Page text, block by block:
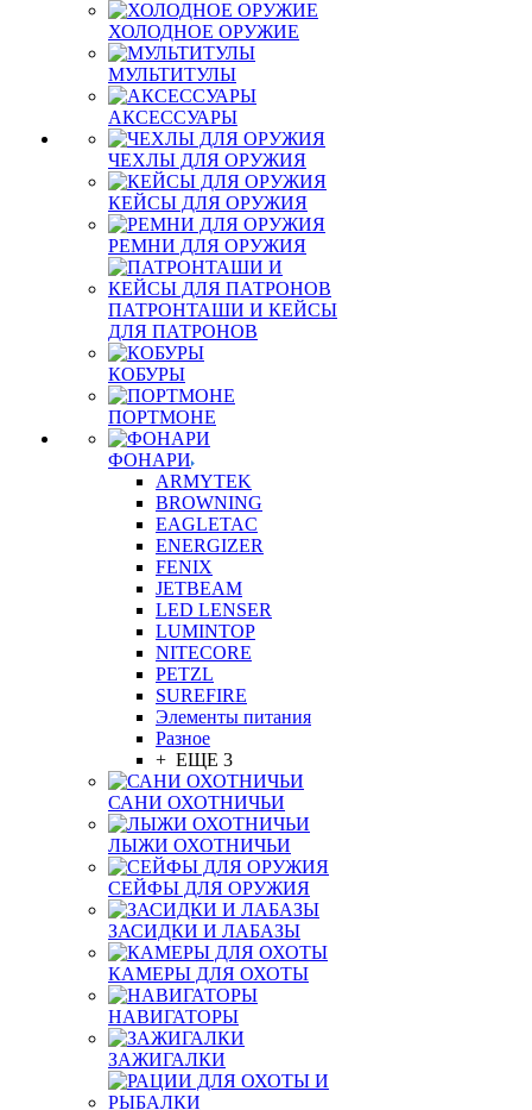
ХОЛОДНОЕ ОРУЖИЕ
МУЛЬТИТУЛЫ
АКСЕССУАРЫ
ЧЕХЛЫ ДЛЯ ОРУЖИЯ
КЕЙСЫ ДЛЯ ОРУЖИЯ
РЕМНИ ДЛЯ ОРУЖИЯ
ПАТРОНТАШИ И КЕЙСЫ
ДЛЯ ПАТРОНОВ
КОБУРЫ
ПОРТМОНЕ
ФОНАРИ
ARMYTEK
BROWNING
EAGLETAC
ENERGIZER
FENIX
JETBEAM
LED LENSER
LUMINTOP
NITECORE
PETZL
SUREFIRE
Элементы питания
Разное
+ ЕЩЕ 3
САНИ ОХОТНИЧЬИ
ЛЫЖИ ОХОТНИЧЬИ
СЕЙФЫ ДЛЯ ОРУЖИЯ
ЗАСИДКИ И ЛАБАЗЫ
КАМЕРЫ ДЛЯ ОХОТЫ
НАВИГАТОРЫ
ЗАЖИГАЛКИ